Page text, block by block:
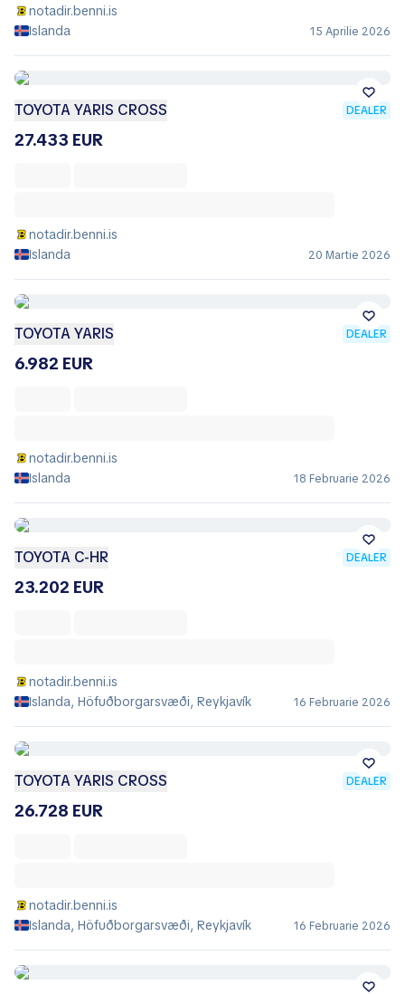
notadir.benni.is
Islanda
15 Aprilie 2026
TOYOTA YARIS CROSS DEALER
27.433 EUR
notadir.benni.is
Islanda
20 Martie 2026
TOYOTA YARIS DEALER
6.982 EUR
notadir.benni.is
Islanda
18 Februarie 2026
TOYOTA C-HR DEALER
23.202 EUR
notadir.benni.is
Islanda, Höfuðborgarsvæði, Reykjavík
16 Februarie 2026
TOYOTA YARIS CROSS DEALER
26.728 EUR
notadir.benni.is
Islanda, Höfuðborgarsvæði, Reykjavík
16 Februarie 2026